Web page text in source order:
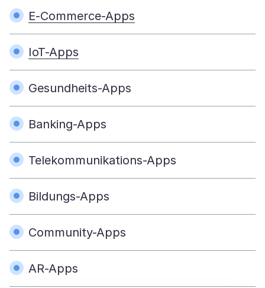
E-Commerce-Apps
IoT-Apps
Gesundheits-Apps
Banking-Apps
Telekommunikations-Apps
Bildungs-Apps
Community-Apps
AR-Apps